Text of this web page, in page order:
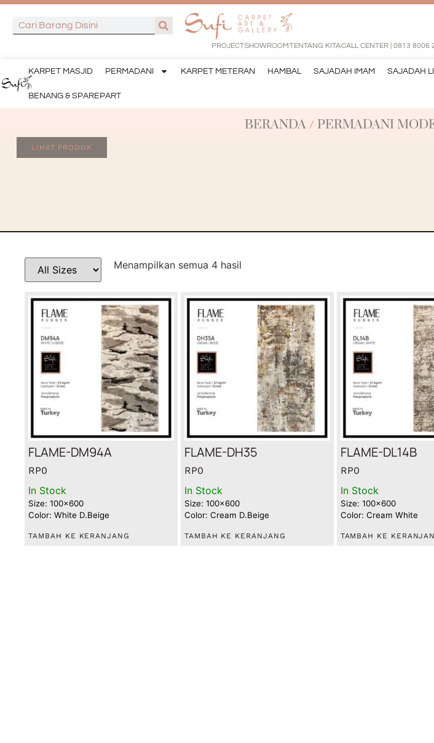
PROJECTSHOWROOMTENTANG KITACALL CENTER | 0813 8006
KARPET MASJID PERMADANI KARPET METERAN HAMBAL SAJADAH IMAM SAJADAH
BENANG & SPAREPART
BERANDA/ PERMADANI
LIHAT PRODUK
Menampilkan semua 4 hasil
FLAME-DM94A
RP0
In Stock
Size: 100x600
Color: White D.Beige
TAMBAH KE KERANJANG
FLAME-DH35
RP0
In Stock
Size: 100x600
Color: Cream D.Beige
TAMBAH KE KERANJANG
FLAME-DL14B
RP0
In Stock
Size: 100x600
Color: Cream White
TAMBAH KE